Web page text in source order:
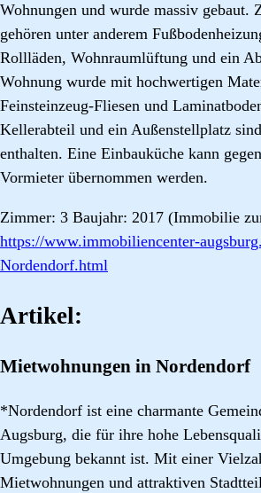
Wohnungen und wurde massiv gebaut.
gehören unter anderem
Rollläden, Wohnraumlüftung und ein
Wohnung wurde mit hochwertigen
Feinsteinzeug-Fliesen und
Kellerabteil und ein Außenstellplatz
enthalten. Eine Einbauküche kann
Vormieter übernommen werden.
Zimmer: 3 Baujahr: 2017 (Immobilie
https://www.immobiliencenter-
Nordendorf.html
Artikel:
Mietwohnungen in Nordendorf
*Nordendorf ist eine charmante
Augsburg, die für ihre hohe
Umgebung bekannt ist. Mit einer
Mietwohnungen und attraktiven